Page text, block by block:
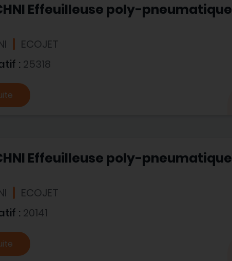
Effeuilleuse poly-pneumatique
ECOJET
: 25318
Effeuilleuse poly-pneumatique
ECOJET
: 20141